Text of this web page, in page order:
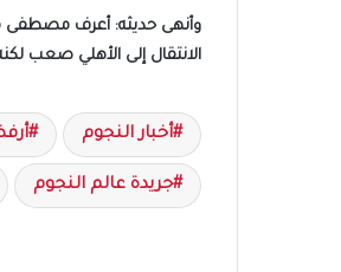
وأنهى حديثه: أعرف مصطفى
الانتقال إلى الأهلي صعب
أخبار النجوم
جريدة عالم النجوم